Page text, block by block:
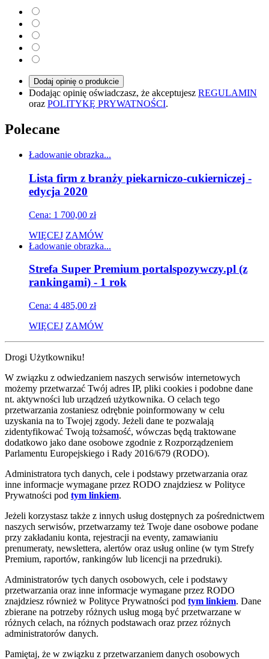
Dodaj opinię o produkcie
Dodając opinię oświadczasz, że akceptujesz REGULAMIN
oraz POLITYKĘ PRYWATNOŚCI.
Polecane
Ładowanie obrazka...
Lista firm z branży piekarniczo-cukierniczej -
edycja 2020
Cena: 1 700,00 zł
WIĘCEJ ZAMÓW
Ładowanie obrazka...
Strefa Super Premium portalspozywczy.pl (z
rankingami) - 1 rok
Cena: 4 485,00 zł
WIĘCEJ ZAMÓW
Drogi Użytkowniku!
W związku z odwiedzaniem naszych serwisów internetowych
możemy przetwarzać Twój adres IP, pliki cookies i podobne dane
nt. aktywności lub urządzeń użytkownika. O celach tego
przetwarzania zostaniesz odrębnie poinformowany w celu
uzyskania na to Twojej zgody. Jeżeli dane te pozwalają
zidentyfikować Twoją tożsamość, wówczas będą traktowane
dodatkowo jako dane osobowe zgodnie z Rozporządzeniem
Parlamentu Europejskiego i Rady 2016/679 (RODO).
Administratora tych danych, cele i podstawy przetwarzania oraz
inne informacje wymagane przez RODO znajdziesz w Polityce
Prywatności pod tym linkiem.
Jeżeli korzystasz także z innych usług dostępnych za pośrednictwem
naszych serwisów, przetwarzamy też Twoje dane osobowe podane
przy zakładaniu konta, rejestracji na eventy, zamawianiu
prenumeraty, newslettera, alertów oraz usług online (w tym Strefy
Premium, raportów, rankingów lub licencji na przedruki).
Administratorów tych danych osobowych, cele i podstawy
przetwarzania oraz inne informacje wymagane przez RODO
znajdziesz również w Polityce Prywatności pod tym linkiem. Dane
zbierane na potrzeby różnych usług mogą być przetwarzane w
różnych celach, na różnych podstawach oraz przez różnych
administratorów danych.
Pamiętaj, że w związku z przetwarzaniem danych osobowych